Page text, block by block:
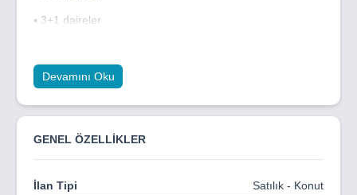
▪️ 3+1 daireler
Yeniboğaziçi'nin prestijli lokasyonunda konumlanan
Genesis 2 Apartmanı, modern mimari estetiği zamansız
tasarım anlayışıyla buluşturuyor. Doğal ışıkla bütünleşen
incelikle tasarlanmış iç mekan detaylarıyla konforu en üst
seviyede sunuyor.
✨ Ayrıcalıklı bir yaşamın kapılarını aralayın.
Devamını Oku
GENEL ÖZELLİKLER
İlan Tipi
Satılık - Konut